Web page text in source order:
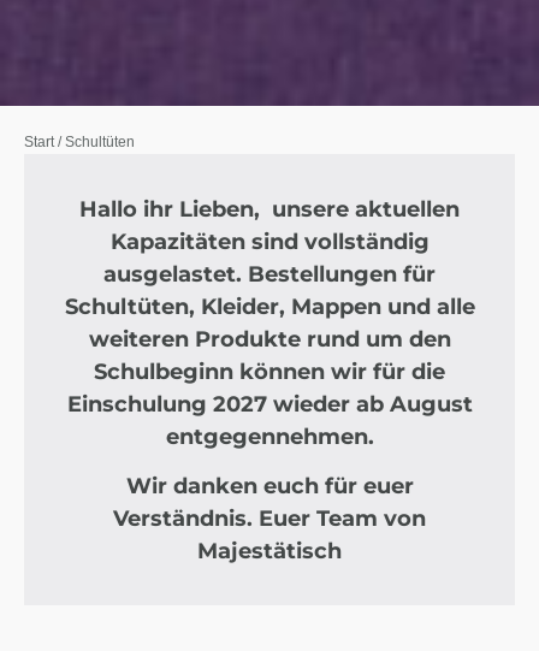
Start/ Schultüten
Hallo ihr Lieben, unsere aktuellen
Kapazitäten sind vollständig
ausgelastet. Bestellungen für
Schultüten, Kleider, Mappen und alle
weiteren Produkte rund um den
Schulbeginn können wir für die
Einschulung 2027 wieder ab August
entgegennehmen.
Wir danken euch für euer
Verständnis. Euer Team von
Majestätisch